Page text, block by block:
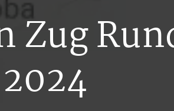
Zug
2024